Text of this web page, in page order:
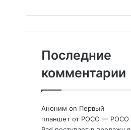
Последние
комментарии
Аноним on Первый
планшет от POCO — POCO